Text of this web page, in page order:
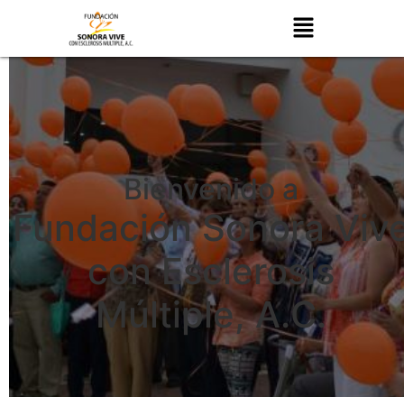
Bienvenido a
Fundación Sonora
con Esclerosis
Múltiple, A.C.